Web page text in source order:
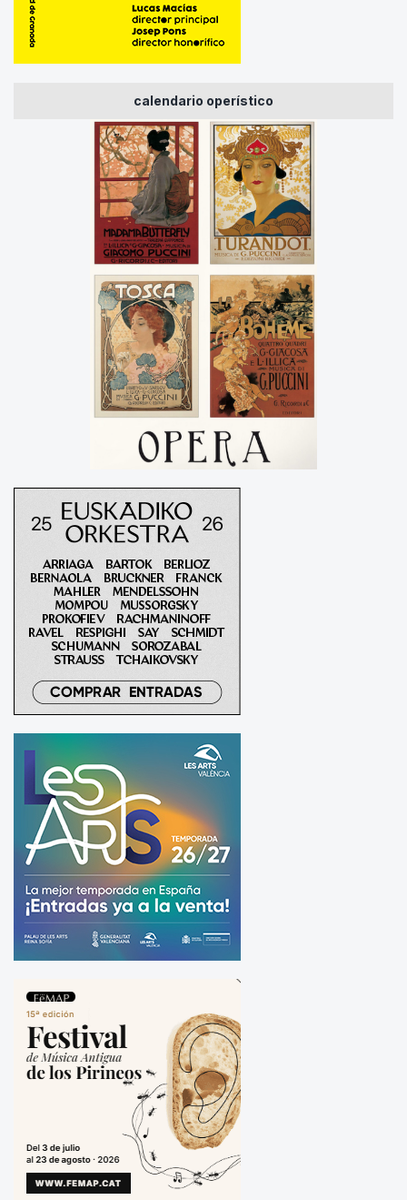
calendario operístico